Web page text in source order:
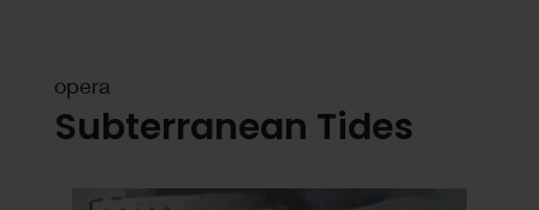
opera
Subterranean Tides